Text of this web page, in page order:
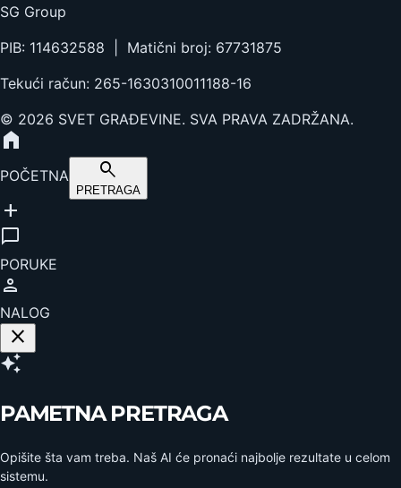
SG Group
PIB: 114632588 | Matični broj: 67731875
Tekući račun: 265-1630310011188-16
© 2026 SVET GRAĐEVINE. SVA PRAVA ZADRŽANA.
home
POČETNA search
PRETRAGA
add
chat_bubble
PORUKE
person
NALOG
close
auto_awesome
PAMETNA PRETRAGA
Opišite šta vam treba. Naš AI će pronaći najbolje rezultate u celom
sistemu.